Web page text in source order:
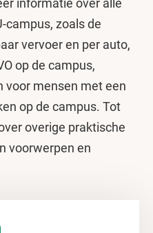
informatie over alle
campus, zoals de
vervoer en per auto,
op de campus,
voor mensen met een
op de campus. Tot
overige praktische
voorwerpen en